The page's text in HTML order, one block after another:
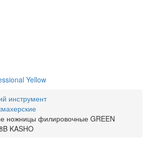
Yellow
инструмент
ножницы филировочные GREEN
KASHO